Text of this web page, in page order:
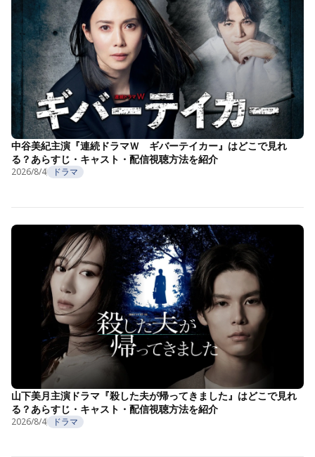
中谷美紀主演『連続ドラマＷ ギバーテイカー』はどこで見れ
る？あらすじ・キャスト・配信視聴方法を紹介
2026/8/4 ドラマ
山下美月主演ドラマ『殺した夫が帰ってきました』はどこで見れ
る？あらすじ・キャスト・配信視聴方法を紹介
2026/8/4 ドラマ